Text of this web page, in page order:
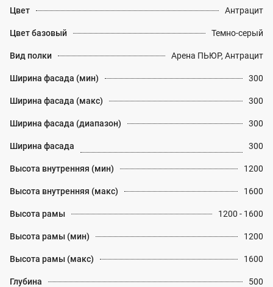
Цвет Антрацит
Цвет базовый Темно-серый
Вид полки Арена ПЬЮР, Антрацит
Ширина фасада (мин) 300
Ширина фасада (макс) 300
Ширина фасада (диапазон) 300
Ширина фасада 300
Высота внутренняя (мин) 1200
Высота внутренняя (макс) 1600
Высота рамы 1200 - 1600
Высота рамы (мин) 1200
Высота рамы (макс) 1600
Глубина 500